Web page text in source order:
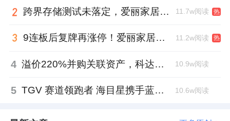
策友好、审核更高效，适配这类企业的规模、
合、适配度更高。
另一方面，家居行业早已告别野蛮生长，地产
红利消退后，行业马太效应凸显，中小企业生
转型，离不开资本市场的资金加持。
跨界存储测试未落定，爱丽家居复牌前自揭多重风险 11.7w阅读 热
9连板后复牌再涨停！爱丽家居市盈率318倍，跨界收购案尚未落地 11.2w阅读 热
4 溢价220%并购关联资产，科达制造近75亿元重组被否 10.9w阅读
5 TGV 赛道领跑者 海目星携手蓝思科技掘金先进封装 10.6w阅读